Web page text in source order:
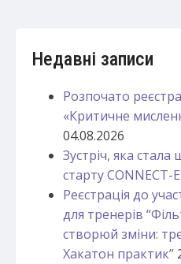
Недавні записи
Розпочато
«Критичне
04.08.2026
Зустріч, яка
старту CONNECT-
Реєстрація до
для тренерів
створюй зміни:
Хакатон практик”